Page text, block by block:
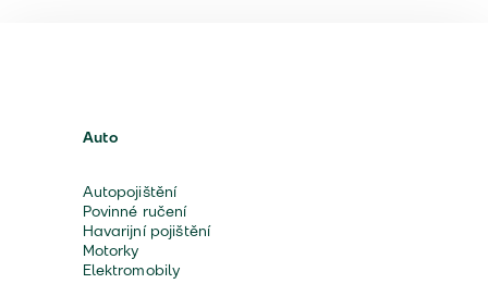
Auto
Autopojištění
Povinné ručení
Havarijní pojištění
Motorky
Elektromobily